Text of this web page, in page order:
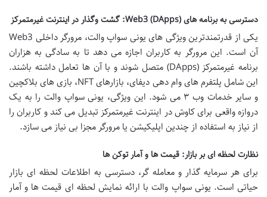
دسترسی به برنامه های Web3 (DApps): گشت وگذار در اینترنت غیرمتمرکز
یکی از قدرتمندترین ویژگی های یونی سواپ والت، مرورگر داخلی Web3
آن است. این مرورگر به کاربران اجازه می دهد تا به سادگی به هزاران
برنامه غیرمتمرکز (DApps) متصل شوند و با آن ها تعامل داشته باشند.
این شامل پلتفرم های وام دهی دیفای، بازارهای NFT، بازی های بلاکچین
و سایر خدمات وب ۳ می شود. این ویژگی، یونی سواپ والت را به یک
دروازه واقعی برای کاوش در اینترنت غیرمتمرکز تبدیل می کند و کاربران را
از نیاز به استفاده از چندین اپلیکیشن یا مرورگر مجزا بی نیاز می سازد.
نظارت لحظه ای بر بازار: قیمت ها و آمار توکن ها
برای هر سرمایه گذار و معامله گر، دسترسی به اطلاعات لحظه ای بازار
حیاتی است. یونی سواپ والت با ارائه نمایش لحظه ای قیمت ها و آمار